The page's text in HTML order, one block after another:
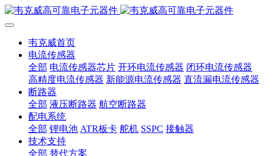
韦克威首页
电流传感器
全部 电流传感器芯片 开环电流传感器 闭环电流传感器
高精度电流传感器 新能源电流传感器 直流漏电流传感器
断路器
全部 液压断路器 航空断路器
配电系统
全部 锂电池 ATR板卡 舵机 SSPC 接触器
技术支持
全部 替代方案